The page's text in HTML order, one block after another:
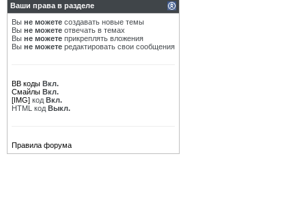
Ваши права в разделе
Вы не можете создавать новые темы
Вы не можете отвечать в темах
Вы не можете прикреплять вложения
Вы не можете редактировать свои сообщения
BB коды Вкл.
Смайлы Вкл.
[IMG] код Вкл.
HTML код Выкл.
Правила форума